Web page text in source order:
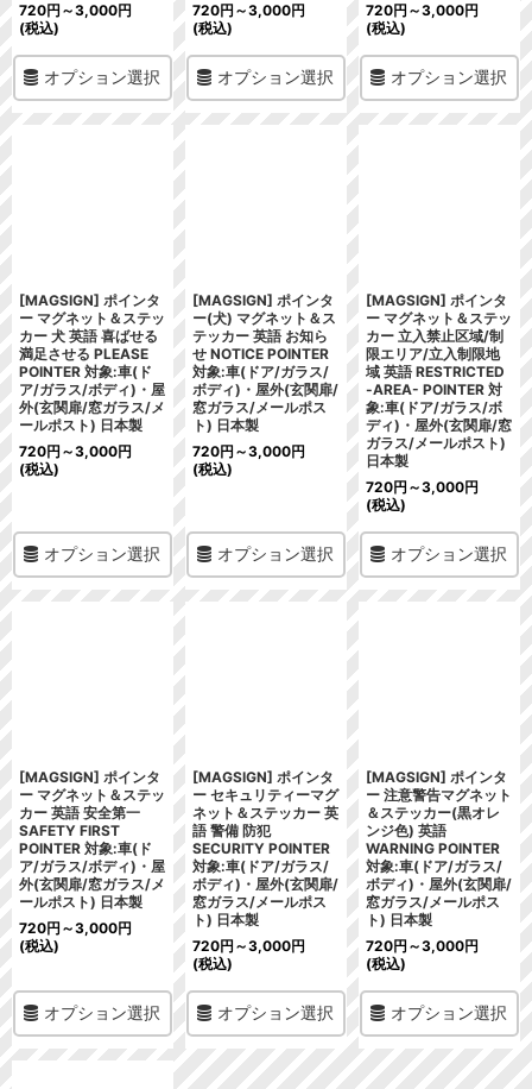
720円 ～3,000円
(税込)
オプション選択
720円 ～3,000円
(税込)
オプション選択
720円 ～3,000円
(税込)
オプション選択
[MAGSIGN] ポインタ
ー マグネット＆ステッ
カー 犬 英語 喜ばせる
満足させる PLEASE
POINTER 対象:車(ド
ア/ガラス/ボディ)・屋
外(玄関扉/窓ガラス/メ
ールポスト) 日本製
720円 ～3,000円
(税込)
オプション選択
[MAGSIGN] ポインタ
ー(犬) マグネット＆ス
テッカー 英語 お知ら
せ NOTICE POINTER
対象:車(ドア/ガラス/
ボディ)・屋外(玄関扉/
窓ガラス/メールポス
ト) 日本製
720円 ～3,000円
(税込)
オプション選択
[MAGSIGN] ポインタ
ー マグネット＆ステッ
カー 立入禁止区域/制
限エリア/立入制限地
域 英語 RESTRICTED
-AREA- POINTER 対
象:車(ドア/ガラス/ボ
ディ)・屋外(玄関扉/窓
ガラス/メールポスト)
日本製
720円 ～3,000円
(税込)
オプション選択
[MAGSIGN] ポインタ
ー マグネット＆ステッ
カー 英語 安全第一
SAFETY FIRST
POINTER 対象:車(ド
ア/ガラス/ボディ)・屋
外(玄関扉/窓ガラス/メ
ールポスト) 日本製
720円 ～3,000円
(税込)
オプション選択
[MAGSIGN] ポインタ
ー セキュリティーマグ
ネット＆ステッカー 英
語 警備 防犯
SECURITY POINTER
対象:車(ドア/ガラス/
ボディ)・屋外(玄関扉/
窓ガラス/メールポス
ト) 日本製
720円 ～3,000円
(税込)
オプション選択
[MAGSIGN] ポインタ
ー 注意警告マグネット
＆ステッカー(黒オレ
ンジ色) 英語
WARNING POINTER
対象:車(ドア/ガラス/
ボディ)・屋外(玄関扉/
窓ガラス/メールポス
ト) 日本製
720円 ～3,000円
(税込)
オプション選択